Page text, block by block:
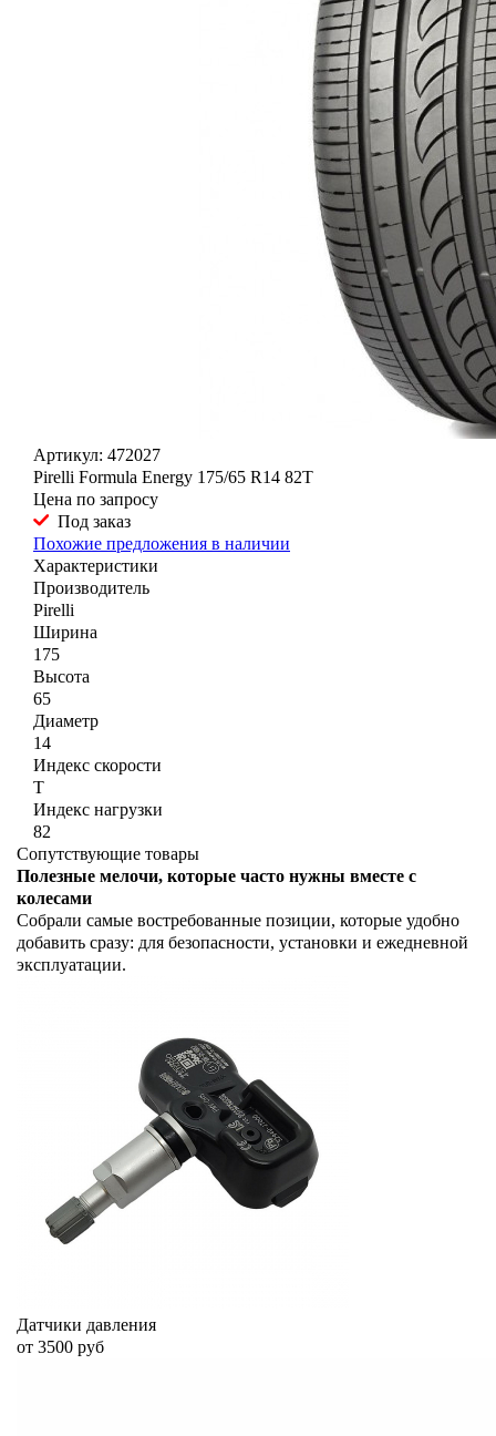
Артикул: 472027
Pirelli Formula Energy 175/65 R14 82T
Цена по запросу
Под заказ
Похожие предложения в наличии
Характеристики
Производитель
Pirelli
Ширина
175
Высота
65
Диаметр
14
Индекс скорости
T
Индекс нагрузки
82
Сопутствующие товары
Полезные мелочи, которые часто нужны вместе с
колесами
Собрали самые востребованные позиции, которые удобно
добавить сразу: для безопасности, установки и ежедневной
эксплуатации.
Датчики давления
от 3500 руб